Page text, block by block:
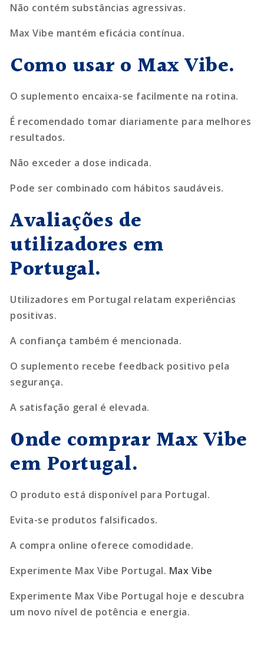
Não contém substâncias agressivas.
Max Vibe mantém eficácia contínua.
Como usar o Max Vibe.
O suplemento encaixa-se facilmente na rotina.
É recomendado tomar diariamente para melhores
resultados.
Não exceder a dose indicada.
Pode ser combinado com hábitos saudáveis.
Avaliações de
utilizadores em
Portugal.
Utilizadores em Portugal relatam experiências
positivas.
A confiança também é mencionada.
O suplemento recebe feedback positivo pela
segurança.
A satisfação geral é elevada.
Onde comprar Max Vibe
em Portugal.
O produto está disponível para Portugal.
Evita-se produtos falsificados.
A compra online oferece comodidade.
Experimente Max Vibe Portugal. Max Vibe
Experimente Max Vibe Portugal hoje e descubra
um novo nível de potência e energia.